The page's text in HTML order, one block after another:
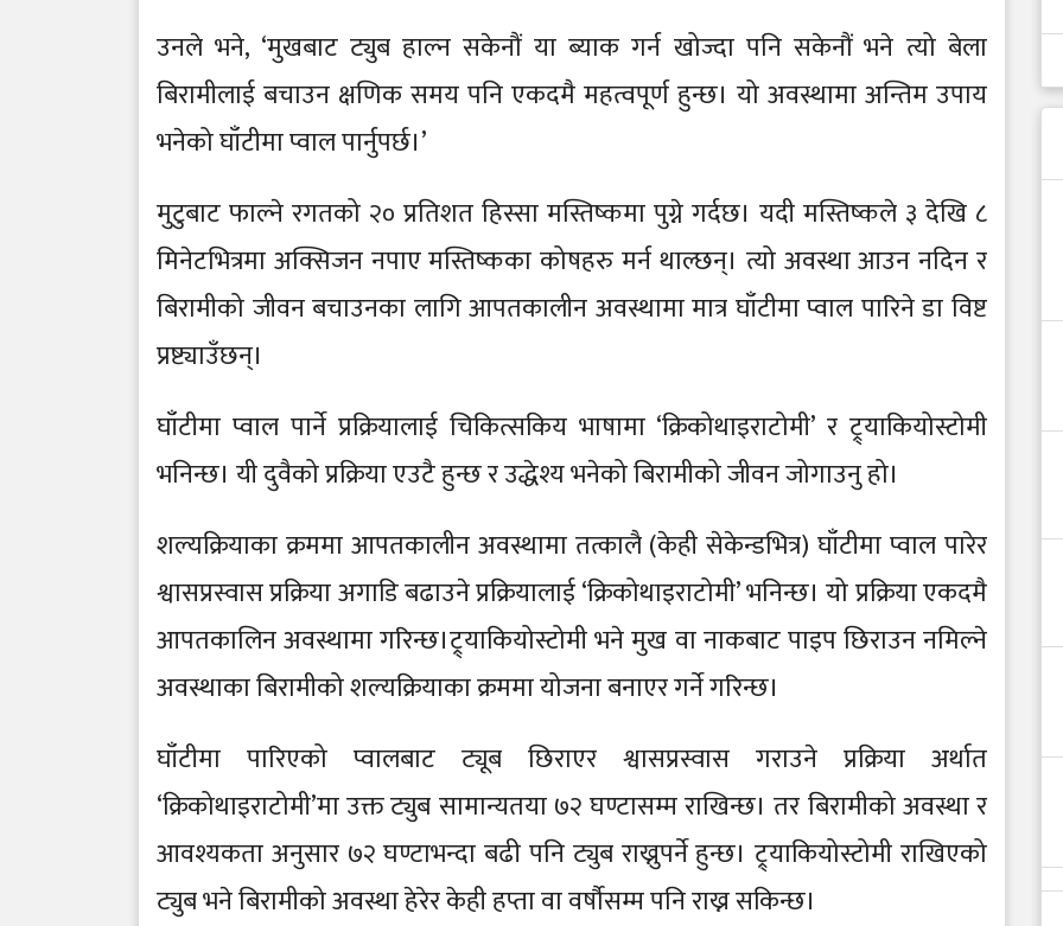
उनले भने, ‘मुखबाट ट्युब हाल्न सकेनौं या ब्याक गर्न खोज्दा पनि सकेनौं भने त्यो बेला
बिरामीलाई बचाउन क्षणिक समय पनि एकदमै महत्वपूर्ण हुन्छ। यो अवस्थामा अन्तिम उपाय
भनेको घाँटीमा प्वाल पार्नुपर्छ।’
मुटुबाट फाल्ने रगतको २० प्रतिशत हिस्सा मस्तिष्कमा पुग्ने गर्दछ। यदी मस्तिष्कले ३ देखि ८
मिनेटभित्रमा अक्सिजन नपाए मस्तिष्कका कोषहरु मर्न थाल्छन्। त्यो अवस्था आउन नदिन र
बिरामीको जीवन बचाउनका लागि आपतकालीन अवस्थामा मात्र घाँटीमा प्वाल पारिने डा विष्ट
प्रष्ट्याउँछन्।
घाँटीमा प्वाल पार्ने प्रक्रियालाई चिकित्सकिय भाषामा ‘क्रिकोथाइराटोमी’ र ट्र्याकियोस्टोमी
भनिन्छ। यी दुवैको प्रक्रिया एउटै हुन्छ र उद्धेश्य भनेको बिरामीको जीवन जोगाउनु हो।
शल्यक्रियाका क्रममा आपतकालीन अवस्थामा तत्कालै (केही सेकेन्डभित्र) घाँटीमा प्वाल पारेर
श्वासप्रस्वास प्रक्रिया अगाडि बढाउने प्रक्रियालाई ‘क्रिकोथाइराटोमी’ भनिन्छ। यो प्रक्रिया एकदमै
आपतकालिन अवस्थामा गरिन्छ।ट्र्याकियोस्टोमी भने मुख वा नाकबाट पाइप छिराउन नमिल्ने
अवस्थाका बिरामीको शल्यक्रियाका क्रममा योजना बनाएर गर्ने गरिन्छ।
घाँटीमा पारिएको प्वालबाट ट्यूब छिराएर श्वासप्रस्वास गराउने प्रक्रिया अर्थात
‘क्रिकोथाइराटोमी’मा उक्त ट्युब सामान्यतया ७२ घण्टासम्म राखिन्छ। तर बिरामीको अवस्था र
आवश्यकता अनुसार ७२ घण्टाभन्दा बढी पनि ट्युब राख्नुपर्ने हुन्छ। ट्र्याकियोस्टोमी राखिएको
ट्युब भने बिरामीको अवस्था हेरेर केही हप्ता वा वर्षौसम्म पनि राख्न सकिन्छ।